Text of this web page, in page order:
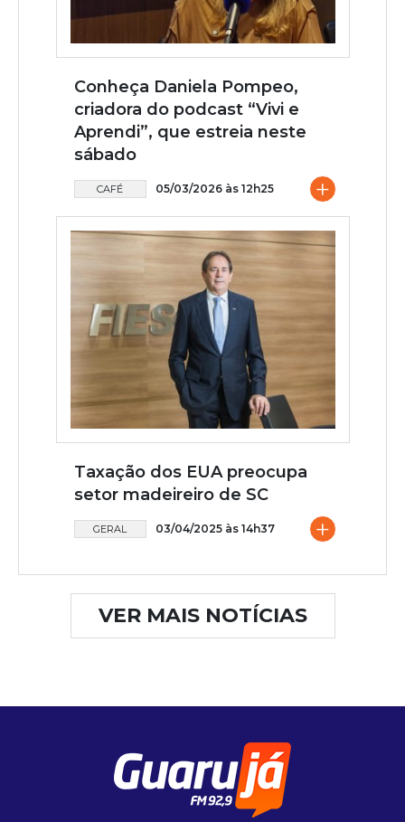
Conheça Daniela Pompeo,
criadora do podcast “Vivi e
Aprendi”, que estreia neste
sábado
CAFÉ 05/03/2026 às 12h25 +
Taxação dos EUA preocupa
setor madeireiro de SC
GERAL 03/04/2025 às 14h37 +
VER MAIS NOTÍCIAS